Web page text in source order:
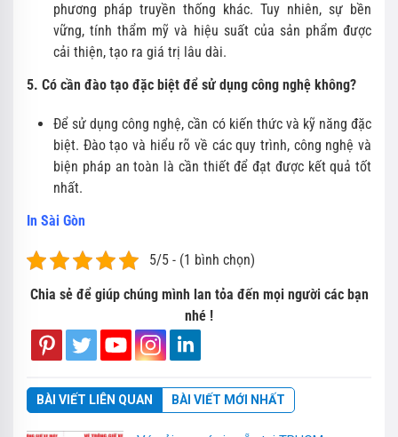
phương pháp truyền thống khác. Tuy nhiên, sự bền
vững, tính thẩm mỹ và hiệu suất của sản phẩm được
cải thiện, tạo ra giá trị lâu dài.
5. Có cần đào tạo đặc biệt để sử dụng công nghệ không?
Để sử dụng công nghệ, cần có kiến thức và kỹ năng đặc
biệt. Đào tạo và hiểu rõ về các quy trình, công nghệ và
biện pháp an toàn là cần thiết để đạt được kết quả tốt
nhất.
In Sài Gòn
5/5 - (1 bình chọn)
Chia sẻ để giúp chúng mình lan tỏa đến mọi người các bạn
nhé !
BÀI VIẾT LIÊN QUAN BÀI VIẾT MỚI NHẤT